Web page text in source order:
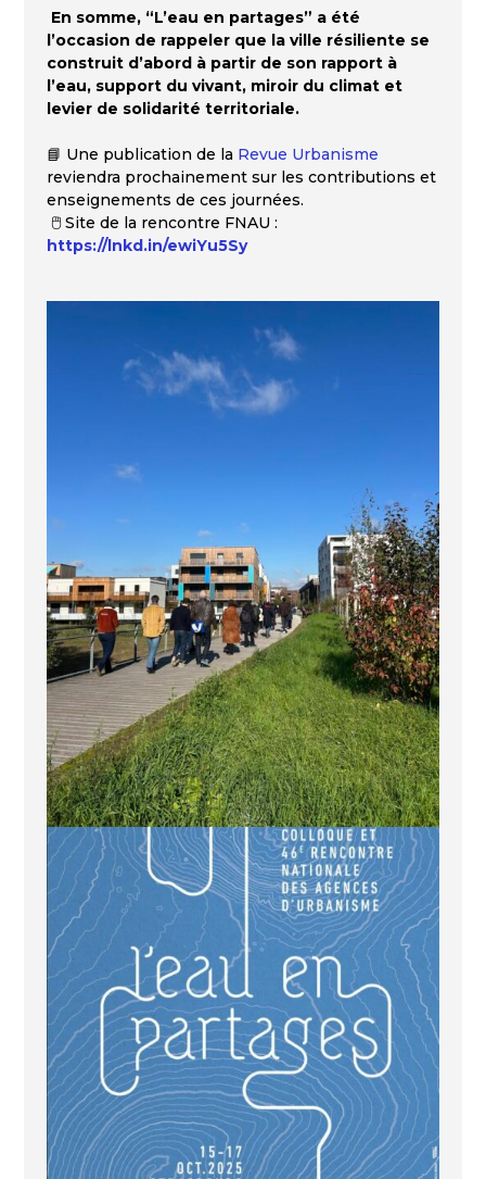
En somme, “L’eau en partages” a été
l’occasion de rappeler que la ville résiliente se
construit d’abord à partir de son rapport à
l’eau, support du vivant, miroir du climat et
levier de solidarité territoriale.
📘 Une publication de la Revue Urbanisme
reviendra prochainement sur les contributions et
enseignements de ces journées.
🖱️ Site de la rencontre FNAU :
https://lnkd.in/ewiYu5Sy